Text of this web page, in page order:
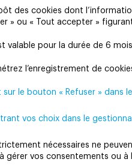
des cookies dont
» ou « Tout accepter »
valable pour la durée de 6
l’enregistrement de
sur le bouton « Refuser » dans
vos choix dans le
nécessaires ne
gérer vos consentements ou